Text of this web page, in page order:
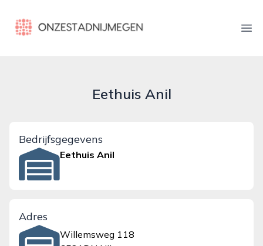
onzestadnijmegen.nl
Eethuis Anil
Bedrijfsgegevens
Eethuis Anil
Adres
Willemsweg 118